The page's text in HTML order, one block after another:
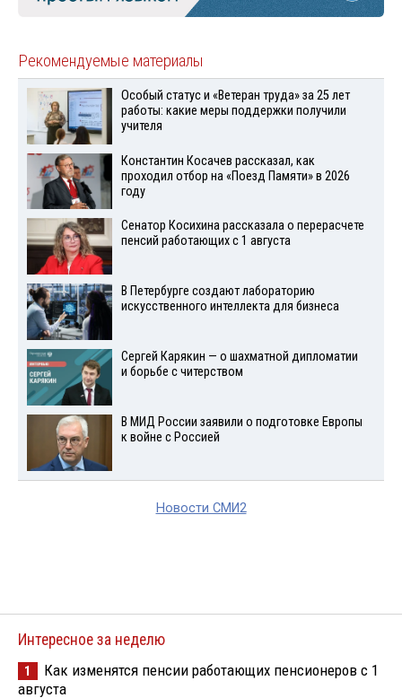
Рекомендуемые материалы
Особый статус и «Ветеран труда» за 25 лет
работы: какие меры поддержки получили
учителя
Константин Косачев рассказал, как
проходил отбор на «Поезд Памяти» в 2026
году
Сенатор Косихина рассказала о перерасчете
пенсий работающих с 1 августа
В Петербурге создают лабораторию
искусственного интеллекта для бизнеса
Сергей Карякин — о шахматной дипломатии
и борьбе с читерством
В МИД России заявили о подготовке Европы
к войне с Россией
Новости СМИ2
Интересное за неделю
1
Как изменятся пенсии работающих пенсионеров с 1
августа